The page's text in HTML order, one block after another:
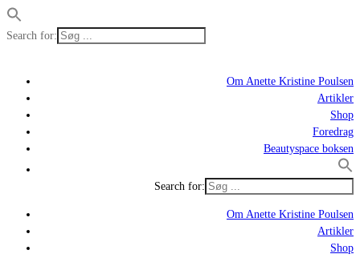
Search for:
Om Anette Kristine Poulsen
Artikler
Shop
Foredrag
Beautyspace boksen
Search for:
Om Anette Kristine Poulsen
Artikler
Shop